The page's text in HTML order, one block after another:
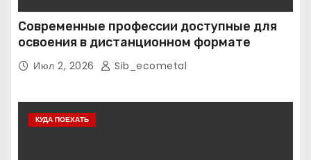
Современные профессии доступные для
освоения в дистанционном формате
Июл 2, 2026 Sib_ecometal
КУДА ПОЕХАТЬ